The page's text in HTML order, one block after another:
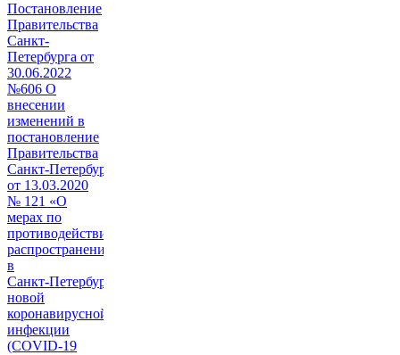
Постановление
Правительства
Санкт-
Петербурга от
30.06.2022
№606 О
внесении
изменений в
постановление
Правительства
Санкт‑Петербурга
от 13.03.2020
№ 121 «О
мерах по
противодействию
распространению
в
Санкт‑Петербурге
новой
коронавирусной
инфекции
(COVID-19